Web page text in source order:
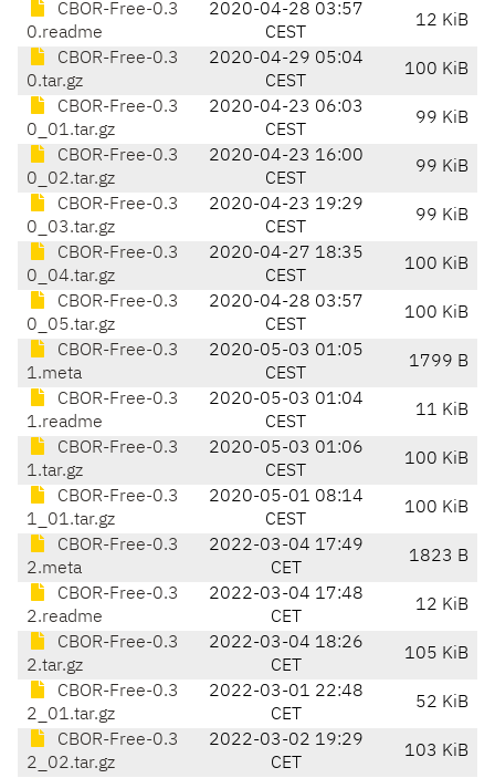
CBOR-Free-0.3
0.readme
2020-04-28 03:57
CEST
12 KiB
CBOR-Free-0.3
0.tar.gz
2020-04-29 05:04
CEST
100 KiB
CBOR-Free-0.3
0_01.tar.gz
2020-04-23 06:03
CEST
99 KiB
CBOR-Free-0.3
0_02.tar.gz
2020-04-23 16:00
CEST
99 KiB
CBOR-Free-0.3
0_03.tar.gz
2020-04-23 19:29
CEST
99 KiB
CBOR-Free-0.3
0_04.tar.gz
2020-04-27 18:35
CEST
100 KiB
CBOR-Free-0.3
0_05.tar.gz
2020-04-28 03:57
CEST
100 KiB
CBOR-Free-0.3
1.meta
2020-05-03 01:05
CEST
1799 B
CBOR-Free-0.3
1.readme
2020-05-03 01:04
CEST
11 KiB
CBOR-Free-0.3
1.tar.gz
2020-05-03 01:06
CEST
100 KiB
CBOR-Free-0.3
1_01.tar.gz
2020-05-01 08:14
CEST
100 KiB
CBOR-Free-0.3
2.meta
2022-03-04 17:49
CET
1823 B
CBOR-Free-0.3
2.readme
2022-03-04 17:48
CET
12 KiB
CBOR-Free-0.3
2.tar.gz
2022-03-04 18:26
CET
105 KiB
CBOR-Free-0.3
2_01.tar.gz
2022-03-01 22:48
CET
52 KiB
CBOR-Free-0.3
2_02.tar.gz
2022-03-02 19:29
CET
103 KiB